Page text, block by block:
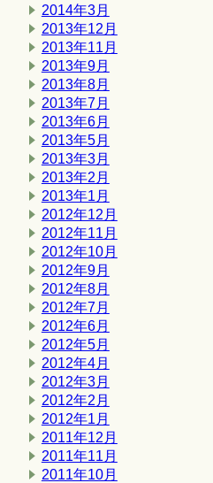
2014年3月
2013年12月
2013年11月
2013年9月
2013年8月
2013年7月
2013年6月
2013年5月
2013年3月
2013年2月
2013年1月
2012年12月
2012年11月
2012年10月
2012年9月
2012年8月
2012年7月
2012年6月
2012年5月
2012年4月
2012年3月
2012年2月
2012年1月
2011年12月
2011年11月
2011年10月